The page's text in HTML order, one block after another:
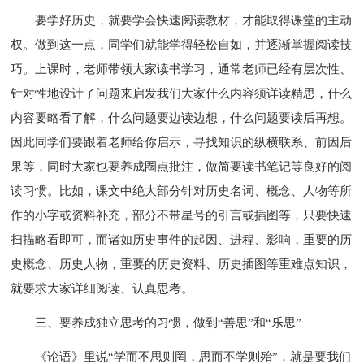
要学好历史，就要学会快速阅读教材，才能取得课堂的主动
权。做到这一点，同学们就能学得轻松自如，并逐渐掌握阅读技
巧。上课时，老师带领大家读书学习，通常老师已经有层次性、
针对性地设计了问题来启发我们大家什么内容须详读精思，什么
内容要略看了解，什么问题要边读边想，什么问题要读后再想。
因此同学们要跟着老师给你启示，寻找知识的纵横联系、前因后
果等，同时大家也要养成圈点批注，做简要读书笔记等良好的阅
读习惯。比如，课文中绝大部分针对历史名词、概念、人物等所
作的小字或资料补充，部分不带星号的引言或插图等，只要快速
扫描略看即可，而诸如历史事件的起因、进程、影响，重要的历
史概念、历史人物，重要的历史资料、历史插图等重难点知识，
就要求大家详细阅读、认真思考。
三、要养成独立思考的习惯，做到“善思”和“乐思”
《论语》里说“学而不思则罔，思而不学则殆”，就是要我们